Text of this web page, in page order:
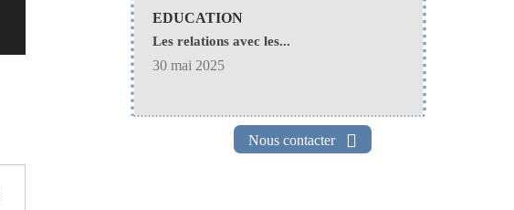
EDUCATION
Les relations avec les...
30 mai 2025
Nous contacter